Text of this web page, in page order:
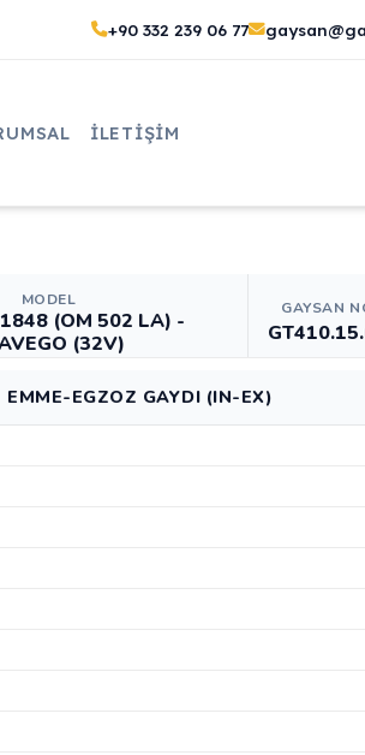
+90 332 239 06 77
İLETIŞIM
MODEL
(OM 502 LA) -
(32V)
GAYSAN
EMME-EGZOZ GAYDI (IN-EX)